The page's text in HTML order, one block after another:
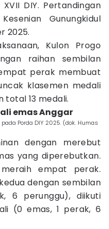
XVII DIY. Pertandingan
Gunungkidul
2025.
Kulon Progo
raihan sembilan
perak membuat
klasemen medali
total 13 medali.
emas Anggar
Porda DIY 2025. (dok. Humas
dengan merebut
yang diperebutkan.
empat perak.
dengan sembilan
6 perunggu), diikuti
(0 emas, 1 perak, 6